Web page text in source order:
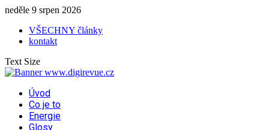
neděle 9 srpen 2026
VŠECHNY články
kontakt
Text Size
Úvod
Co je to
Energie
Glosy